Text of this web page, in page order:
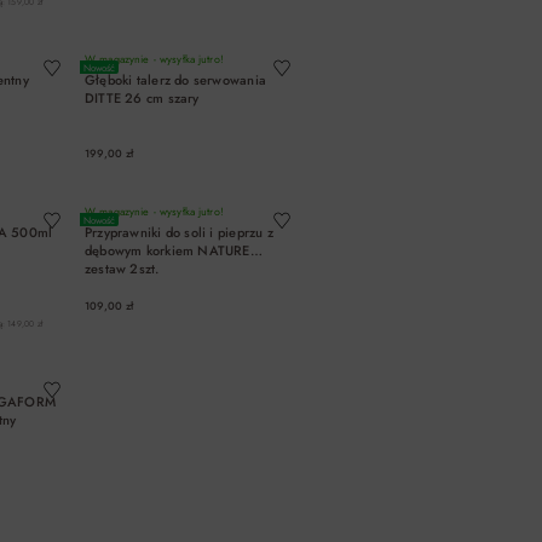
159,00 zł
Nowość
W magazynie - wysyłka jutro!
Głęboki talerz do serwowania
DITTE 26 cm szary
199,00 zł
500ml
149,00 zł
Nowość
W magazynie - wysyłka jutro!
Przyprawniki do soli i pieprzu z
dębowym korkiem NATURE
zestaw 2szt.
109,00 zł